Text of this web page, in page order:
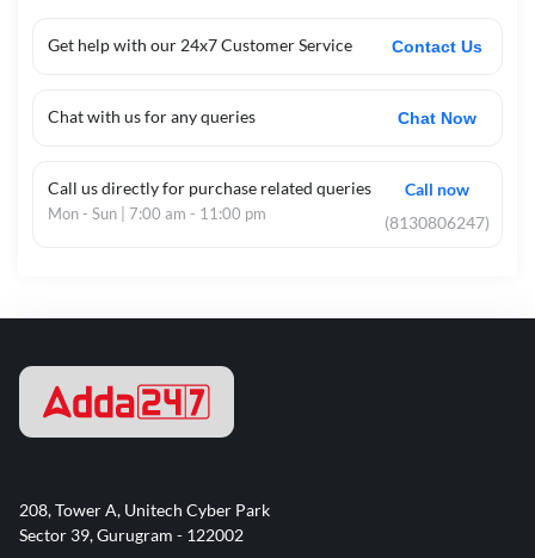
Get help with our 24x7 Customer Service Contact Us
Chat with us for any queries Chat Now
Call us directly for purchase related queries
Mon - Sun | 7:00 am - 11:00 pm
Call now
(8130806247)
208, Tower A, Unitech Cyber Park
Sector 39, Gurugram - 122002